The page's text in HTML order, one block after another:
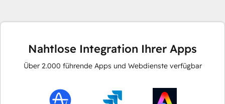
Nahtlose Integration Ihrer Apps
Über 2.000 führende Apps und Webdienste verfügbar